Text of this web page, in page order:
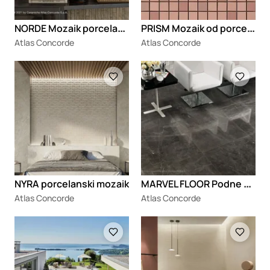
N
ORDE Mozaik porcelanske pločice sa efektom kamena
Atlas Concorde
P
RISM Mozaik od porcelanskog kamena
Atlas Concorde
Loading
NYRA porcelanski mozaik
Atlas Concorde
Loading
M
ARVEL FLOOR Podne pločice od porcelanskog kamena sa efektom mermera
Atlas Concorde
Loading